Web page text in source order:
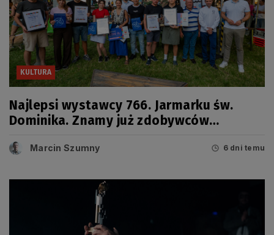
KULTURA
Najlepsi wystawcy 766. Jarmarku św.
Dominika. Znamy już zdobywców
Marcin Szumny 6 dni temu